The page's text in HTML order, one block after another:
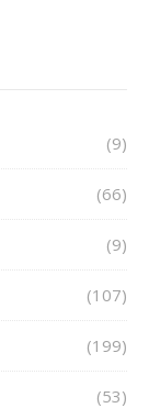
(9)
(66)
(9)
(107)
(199)
(53)